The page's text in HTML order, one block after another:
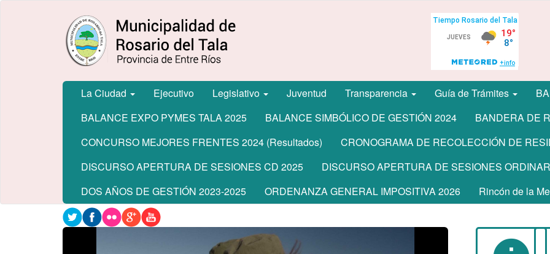
Municipalidad
de Rosario
del Tala
La Ciudad Ejecutivo Legislativo Juventud Transparencia Guía de Trámites
BALANCE EXPO PYMES TALA 2025
BALANCE SIMBÓLICO DE GESTIÓN 2024
BANDERA DE
CONCURSO MEJORES FRENTES 2024 (Resultados)
CRONOGRAMA DE RECOLECCIÓN DE
DISCURSO APERTURA DE SESIONES CD 2025
DISCURSO APERTURA DE SESIONES
DOS AÑOS DE GESTIÓN 2023-2025
ORDENANZA GENERAL IMPOSITIVA 2026 Rincón de la
Contenido